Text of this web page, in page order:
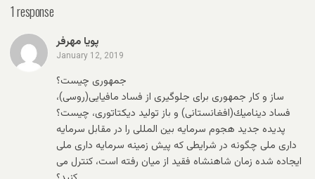
1 response
پويا مهرفر
January 12, 2019
جمهورى چيست؟
ساز و كار جمهورى براى جلوگيرى از فساد مافيايى(روسى)،
فساد ديناميك(افغانستانى) و باز توليد ديكتاتورى، چيست؟
پديده جديد هجوم سرمايه بين المللى را در مقابل سرمايه
دارى ملى چگونه در شرايطى كه پيش زمينه سرمايه دارى ملى
ايجاده شده زمان شاهنشاه فقيد از ميان رفته است، كنترل مى